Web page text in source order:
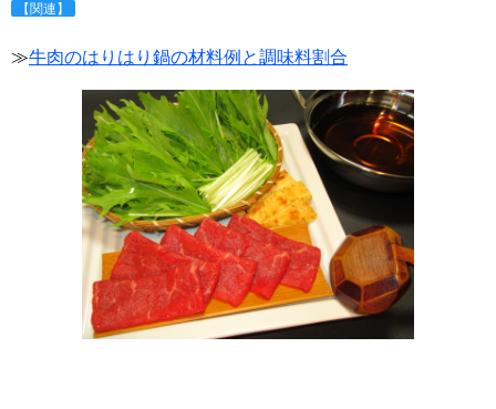
【関連】
≫牛肉のはりはり鍋の材料例と調味料割合